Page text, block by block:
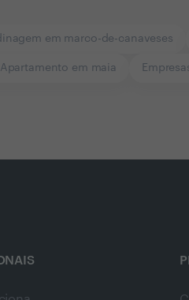
em marco-de-canaveses
em maia